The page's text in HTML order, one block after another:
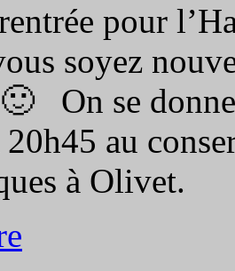
pour
soyez
On se
au
à Olivet.